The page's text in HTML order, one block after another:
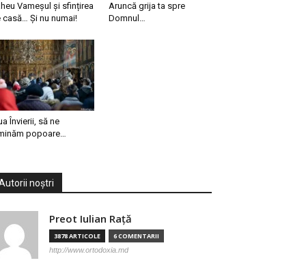
Vameșul și sfințirea
casă… Și nu numai!
Aruncă grija ta spre
Domnul…
Învierii, să ne
popoare…
noștri
Preot Iulian Raţă
3878 ARTICOLE 6 COMENTARII
http://www.ortodoxia.md